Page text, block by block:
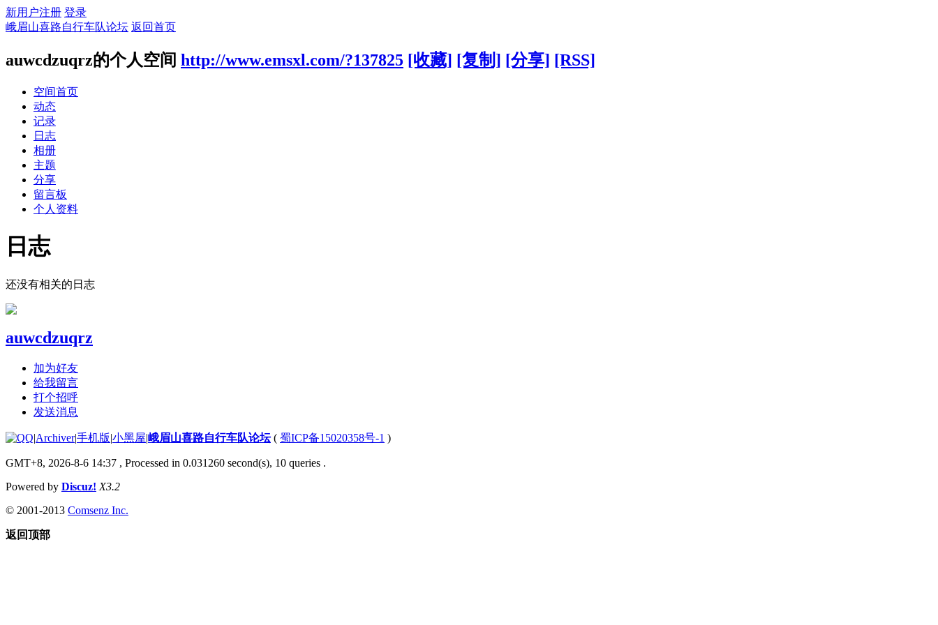
新用户注册 登录
峨眉山喜路自行车队论坛 返回首页
auwcdzuqrz的个人空间 http://www.emsxl.com/?137825 [收藏] [复制] [分享] [RSS]
空间首页
动态
记录
日志
相册
主题
分享
留言板
个人资料
日志
还没有相关的日志
auwcdzuqrz
加为好友
给我留言
打个招呼
发送消息
|Archiver|手机版|小黑屋|峨眉山喜路自行车队论坛( 蜀ICP备15020358号-1 )
GMT+8, 2026-8-6 14:37 , Processed in 0.031260 second(s), 10 queries .
Powered by Discuz! X3.2
© 2001-2013 Comsenz Inc.
返回顶部